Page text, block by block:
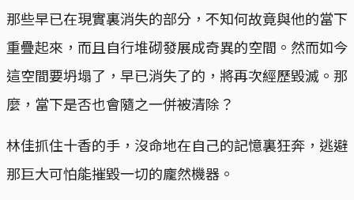
那些早已在現實裏消失的部分，不知何故竟與他的當下
重疊起來，而且自行堆砌發展成奇異的空間。然而如今
這空間要坍塌了，早已消失了的，將再次經歷毀滅。那
麼，當下是否也會隨之一併被清除？
林佳抓住十香的手，沒命地在自己的記憶裏狂奔，逃避
那巨大可怕能摧毀一切的龐然機器。